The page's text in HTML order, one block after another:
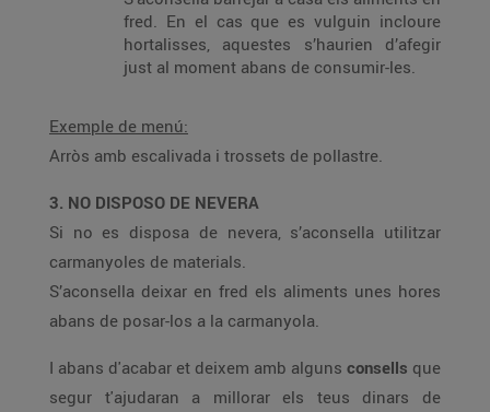
fred. En el cas que es vulguin incloure
hortalisses, aquestes s’haurien d’afegir
just al moment abans de consumir-les.
Exemple de menú:
Arròs amb escalivada i trossets de pollastre.
3. NO DISPOSO DE NEVERA
Si no es disposa de nevera, s’aconsella utilitzar
carmanyoles de materials.
S’aconsella deixar en fred els aliments unes hores
abans de posar-los a la carmanyola.
I abans d'acabar et deixem amb alguns consells que
segur t'ajudaran a millorar els teus dinars de